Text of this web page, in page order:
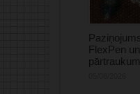
FlexPen